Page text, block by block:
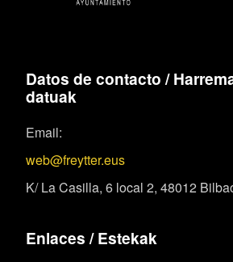
Datos de contacto /
datuak
Email:
web@freytter.eus
K/ La Casilla, 6 local 2, 48012
Enlaces / Estekak